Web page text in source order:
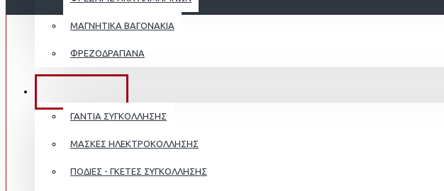
ΜΑΓΝΗΤΙΚΑ ΒΑΓΟΝΑΚΙΑ
ΦΡΕΖΟΔΡΑΠΑΝΑ
ΓΑΝΤΙΑ ΣΥΓΚΟΛΛΗΣΗΣ
ΜΑΣΚΕΣ ΗΛΕΚΤΡΟΚΟΛΛΗΣΗΣ
ΠΟΔΙΕΣ - ΓΚΕΤΕΣ ΣΥΓΚΟΛΛΗΣΗΣ